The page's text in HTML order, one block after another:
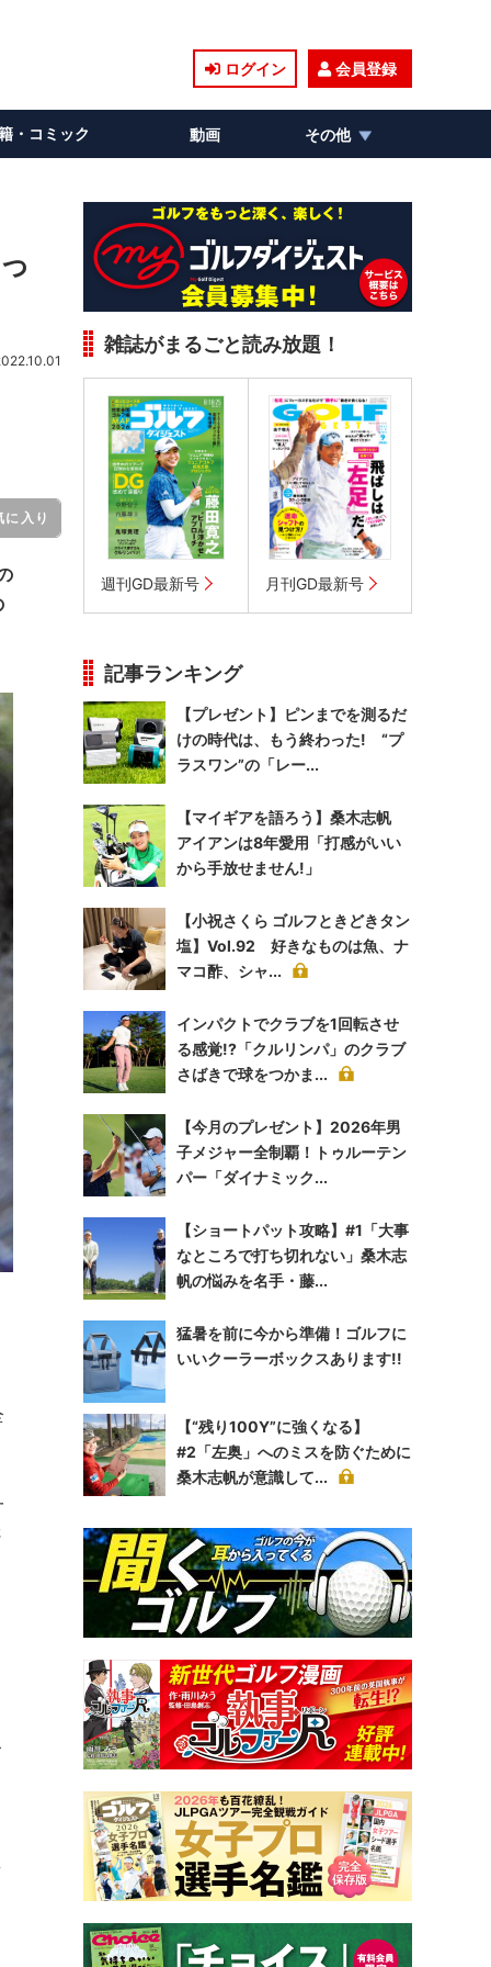
ログイン 会員登録
・コミック 動画 その他
に入り
雑誌がまるごと読み放題！
週刊GD最新号 月刊GD最新号
記事ランキング
【プレゼント】ピンまでを測るだ
けの時代は、もう終わった! “プ
ラスワン”の「レー...
【マイギアを語ろう】桑木志帆
アイアンは8年愛用「打感がいい
から手放せません!」
【小祝さくら ゴルフときどきタン
塩】Vol.92 好きなものは魚、ナ
マコ酢、シャ...
インパクトでクラブを1回転させ
る感覚!?「クルリンパ」のクラブ
さばきで球をつかま...
【今月のプレゼント】2026年男
子メジャー全制覇！トゥルーテン
パー「ダイナミック...
【ショートパット攻略】#1「大事
なところで打ち切れない」桑木志
帆の悩みを名手・藤...
猛暑を前に今から準備！ゴルフに
いいクーラーボックスあります!!
【“残り100Y”に強くなる】
#2「左奥」へのミスを防ぐために
桑木志帆が意識して...